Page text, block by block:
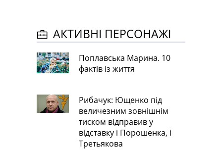
АКТИВНІ ПЕРСОНАЖІ
Поплавська Марина. 10
фактів із життя
Рибачук: Ющенко під
величезним зовнішнім
тиском відправив у
відставку і Порошенка, і
Третьякова